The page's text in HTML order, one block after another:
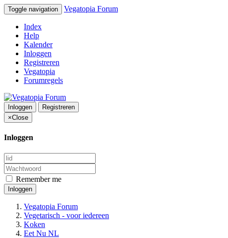
Toggle navigation Vegatopia Forum
Index
Help
Kalender
Inloggen
Registreren
Vegatopia
Forumregels
Inloggen
Registreren
×Close
Inloggen
Remember me
Inloggen
Vegatopia Forum
Vegetarisch - voor iedereen
Koken
Eet Nu NL